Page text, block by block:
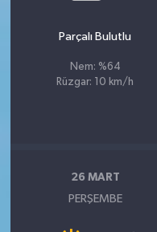
Parçalı Bulutlu
Nem: %64
Rüzgar: 10 km/h
26 MART
PERŞEMBE